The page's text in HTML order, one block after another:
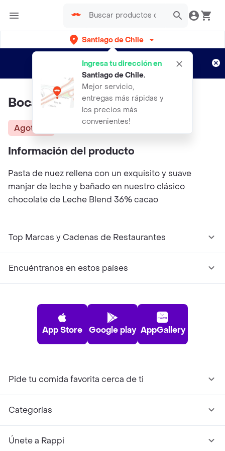
Santiago de Chile
Ingresa tu dirección en
Santiago de Chile.
Mejor servicio,
entregas más rápidas y
los precios más
convenientes!
envíos gratis por semanas
Aplican TyC
Bocados
Agotado
Información del producto
Pasta de nuez rellena con un exquisito y suave
manjar de leche y bañado en nuestro clásico
chocolate de Leche Blend 36% cacao
Top Marcas y Cadenas de Restaurantes
Encuéntranos en estos países
App Store Google play AppGallery
Pide tu comida favorita cerca de ti
Categorías
Únete a Rappi